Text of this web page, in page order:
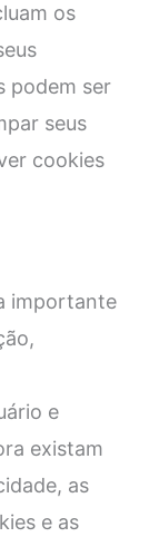
os
podem ser
seus
cookies
importante
e
existam
as
e as